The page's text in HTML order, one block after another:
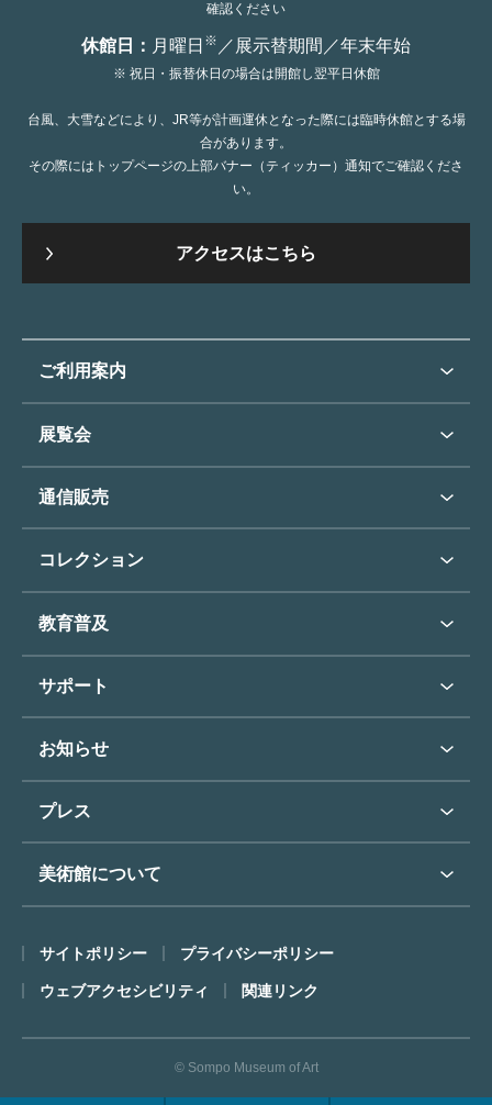
確認ください
休館日： 月曜日 ※ ／展示替期間／年末年始
※ 祝日・振替休日の場合は開館し翌平日休館
台風、大雪などにより、JR等が計画運休となった際には臨時休館とする場
合があります。
その際にはトップページの上部バナー（ティッカー）通知でご確認くださ
い。
アクセスはこちら
ご利用案内
ご利用案内トップ
開館時間・休館日
アクセス
団体のご利用について
バリアフリー／小さなお子様
フロアマップ
ミュージアムショップ
カフェ
展覧会
展覧会・イベントトップ
次回の展覧会
展覧会スケジュール
過去の展覧会
通信販売
通信販売トップ
コレクション
コレクショントップ
東郷青児
コレクションハイライト
教育普及
教育普及トップ
オンラインで美術鑑賞
博物館実習について
サポート
よくあるご質問
東郷⻘児作品著作権申請
お知らせ
お知らせトップ
プレス
プレスリリーストップ
美術館について
ごあいさつ
コンセプト
沿革
サイトポリシー プライバシーポリシー
ウェブアクセシビリティ 関連リンク
© Sompo Museum of Art